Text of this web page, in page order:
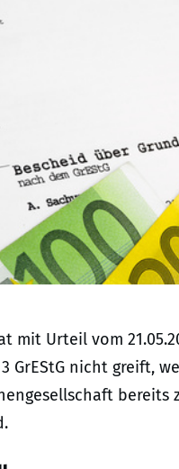
mit Urteil vom
GrEStG nicht greift,